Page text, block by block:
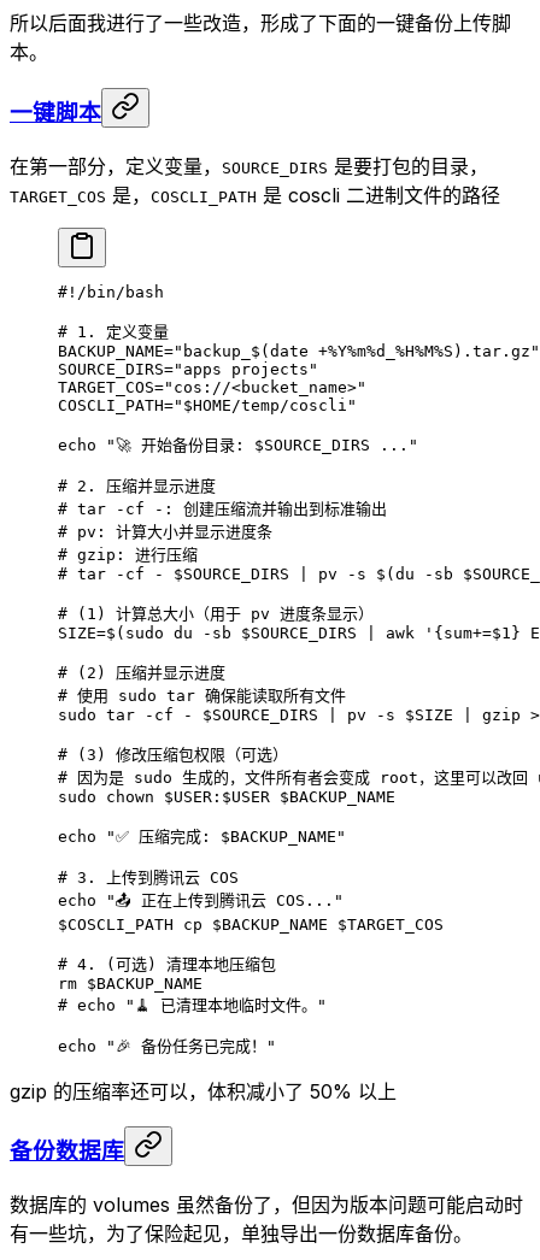
所以后面我进行了一些改造，形成了下面的一键备份上传脚
本。
一键脚本
在第一部分，定义变量， SOURCE_DIRS 是要打包的目录，
TARGET_COS 是， COSCLI_PATH 是 coscli 二进制文件的路径
#!/bin/bash
# 1. 定义变量
BACKUP_NAME="backup_$(date +%Y%m%d_%H%M%S).tar.gz"
SOURCE_DIRS="apps projects"
TARGET_COS="cos://<bucket_name>"
COSCLI_PATH=" $HOME /temp/coscli"
echo "🚀 开始备份目录: $SOURCE_DIRS ..."
# 2. 压缩并显示进度
# tar -cf -: 创建压缩流并输出到标准输出
# pv: 计算大小并显示进度条
# gzip: 进行压缩
# tar -cf - $SOURCE_DIRS | pv -s $(du -sb
# (1) 计算总大小（用于 pv 进度条显示）
SIZE=$( sudo du -sb $SOURCE_DIRS awk '{sum+=$1}
# (2) 压缩并显示进度
# 使用 sudo tar 确保能读取所有文件
sudo tar -cf - $SOURCE_DIRS pv -s $SIZE gzip >
# (3) 修改压缩包权限（可选）
# 因为是 sudo 生成的，文件所有者会变成 root，这里可以改回
sudo chown $USER : $USER $BACKUP_NAME
echo "✅ 压缩完成: $BACKUP_NAME "
# 3. 上传到腾讯云 COS
echo "📤 正在上传到腾讯云 COS..."
$COSCLI_PATH cp $BACKUP_NAME $TARGET_COS
# 4. (可选) 清理本地压缩包
rm $BACKUP_NAME
# echo "🧹 已清理本地临时文件。"
echo "🎉 备份任务已完成！"
gzip 的压缩率还可以，体积减小了 50% 以上
备份数据库
数据库的 volumes 虽然备份了，但因为版本问题可能启动时
有一些坑，为了保险起见，单独导出一份数据库备份。